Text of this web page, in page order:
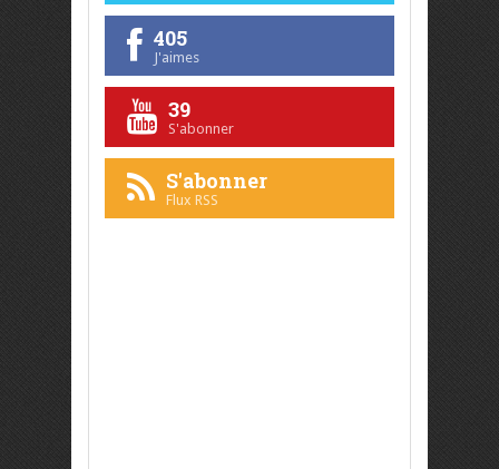
405
J'aimes
39
S'abonner
S'abonner
Flux RSS